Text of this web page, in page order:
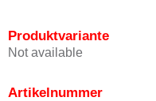
Produktvariante
Not available
Artikelnummer